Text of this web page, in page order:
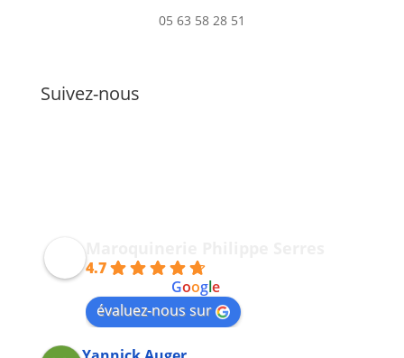
05 63 58 28 51
Suivez-nous
Maroquinerie Philippe Serres
4.7
Google
évaluez-nous sur